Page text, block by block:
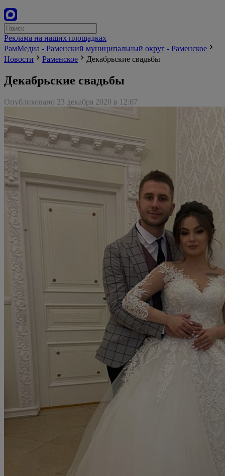
Реклама на наших площадках
РамМедиа - Раменский муниципальный округ - Раменское
Новости
Раменское Декабрьские свадьбы
Декабрьские свадьбы
Опубликовано 23 декабря 2020 в 12:07